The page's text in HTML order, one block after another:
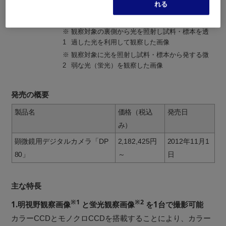
※
1
観察対象の裏側から光を照射し試料・標本を透
過した光を利用して観察した画像
※
2
観察対象に光を照射し試料・標本から発する微
弱な光（蛍光）を観察した画像
発売の概要
製品名
価格（税込
み）
発売日
顕微鏡用デジタルカメラ「DP
80」
2,182,425円
～
2012年11月1
日
主な特長
1.明視野観察画像※1 と蛍光観察画像※2 を1台で撮影可能
カラーCCDとモノクロCCDを搭載することにより、カラー
れる